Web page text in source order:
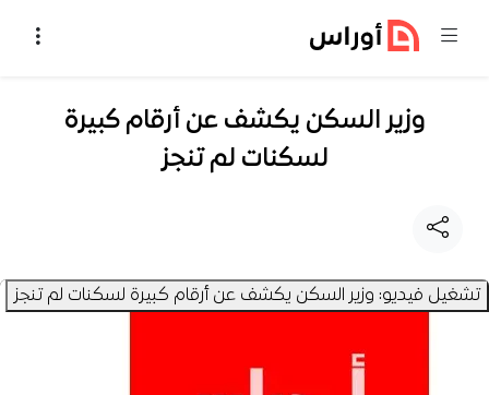
وزير السكن يكشف عن أرقام كبيرة
لسكنات لم تنجز
تشغيل فيديو: وزير السكن يكشف عن أرقام كبيرة لسكنات لم تنجز